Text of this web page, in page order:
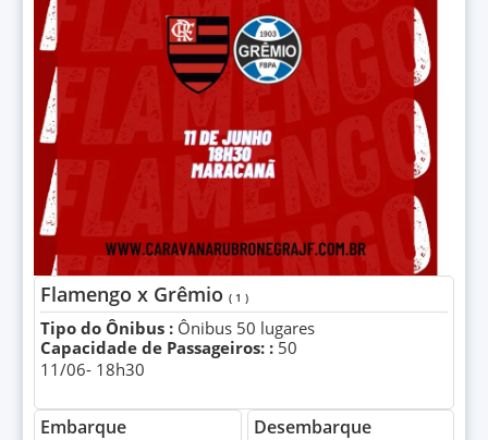
Flamengo x Grêmio ( 1 )
Tipo do Ônibus : Ônibus 50 lugares
Capacidade de Passageiros: : 50
11/06- 18h30
Embarque Desembarque